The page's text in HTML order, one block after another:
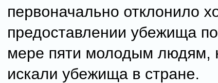
первоначально отклонило
предоставлении убежища
мере пяти молодым людям,
искали убежища в стране.